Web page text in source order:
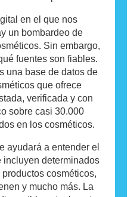
en el que nos
un bombardeo de
Sin embargo,
fuentes son fiables.
una base de datos de
que ofrece
verificada y con
sobre casi 30.000
en los cosméticos.
ayudará a entender el
incluyen determinados
cosméticos,
y mucho más. La